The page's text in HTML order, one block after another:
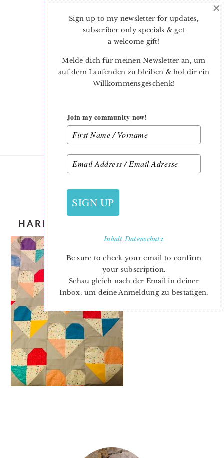
HARLEQUIN-HEART-QUILT-TARA-2
Sign up to my newsletter for updates,
subscriber only specials & get
a welcome gift!
Melde dich für meinen Newsletter an, um
auf dem Laufenden zu bleiben & hol dir ein
Willkommensgeschenk!
Join my community now!
SIGN UP
InhaltDatenschutz
Be sure to check your email to confirm
your subscription.
Schau gleich nach der Email in deiner
Inbox, um deine Anmeldung zu bestätigen.
×